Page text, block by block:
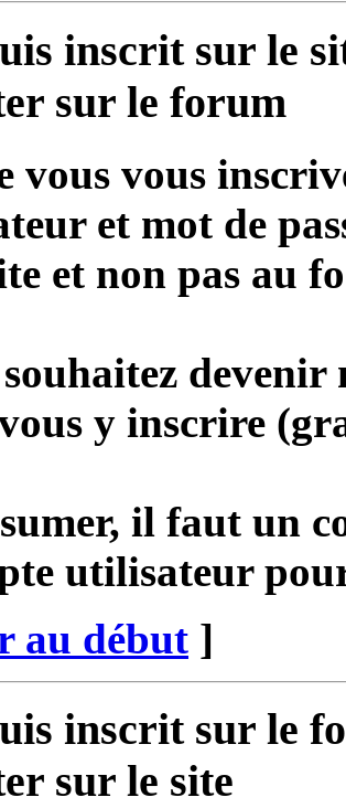
inscrit sur le
sur le forum
vous vous
et mot de
et non pas au
y inscrire
il faut un
utilisateur
au début ]
inscrit sur le
sur le site